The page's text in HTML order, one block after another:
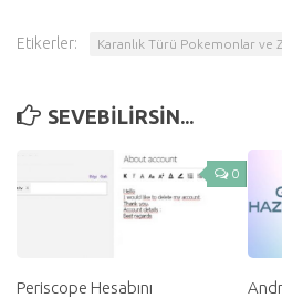
Etikerler: Karanlık Türü Pokemonlar ve
SEVEBILIRSIN...
0
Periscope Hesabını